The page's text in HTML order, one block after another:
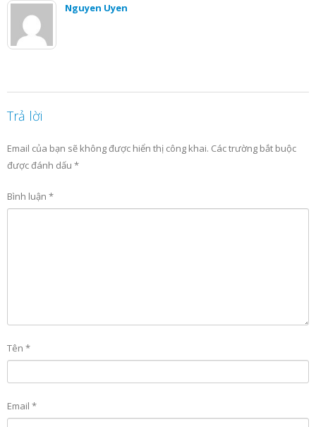
Nguyen Uyen
Trả lời
Email của bạn sẽ không được hiển thị công khai. Các trường bắt buộc
được đánh dấu *
Bình luận *
Tên *
Email *